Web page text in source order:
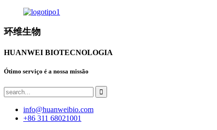
环维生物
HUANWEI BIOTECNOLOGIA
Ótimo serviço é a nossa missão
info@huanweibio.com
+86 311 68021001